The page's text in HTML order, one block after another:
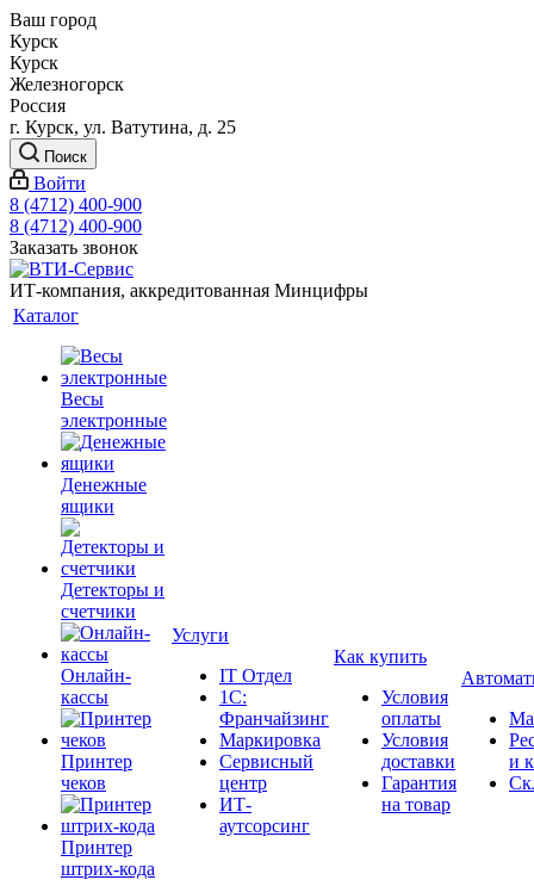
Ваш город
Курск
Курск
Железногорск
Россия
г. Курск, ул. Ватутина, д. 25
Поиск
Войти
8 (4712) 400-900
8 (4712) 400-900
Заказать звонок
ИТ-компания, аккредитованная Минцифры
Каталог
Весы
электронные
Денежные
ящики
Детекторы и
счетчики
Онлайн-
кассы
Принтер
чеков
Принтер
штрих-кода
Услуги
IT Отдел
1С:
Франчайзинг
Маркировка
Сервисный
центр
ИТ-
аутсорсинг
Как купить
Условия
оплаты
Условия
доставки
Гарантия
на товар
и